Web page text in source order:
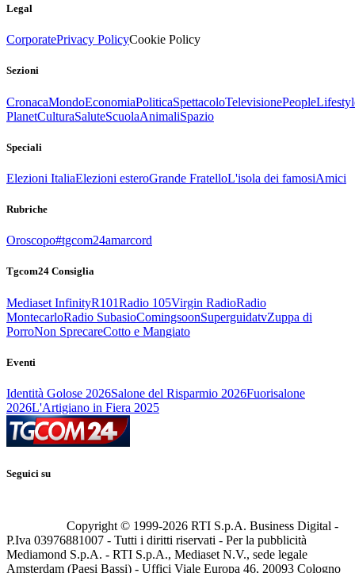
Legal
CorporatePrivacy PolicyCookie Policy
Sezioni
CronacaMondoEconomiaPoliticaSpettacoloTelevisionePeople
PlanetCulturaSaluteScuolaAnimaliSpazio
Speciali
Elezioni ItaliaElezioni esteroGrande FratelloL'isola dei famosiAmici
Rubriche
Oroscopo#tgcom24amarcord
Tgcom24 Consiglia
Mediaset InfinityR101Radio 105Virgin RadioRadio
MontecarloRadio SubasioComingsoonSuperguidatvZuppa di
PorroNon SprecareCotto e Mangiato
Eventi
Identità Golose 2026Salone del Risparmio 2026Fuorisalone
2026L'Artigiano in Fiera 2025
Seguici su
Copyright © 1999-2026 RTI S.p.A. Business Digital -
P.Iva 03976881007 - Tutti i diritti riservati - Per la pubblicità
Mediamond S.p.A. - RTI S.p.A., Mediaset N.V., sede legale
Amsterdam (Paesi Bassi) - Uffici Viale Europa 46, 20093 Cologno